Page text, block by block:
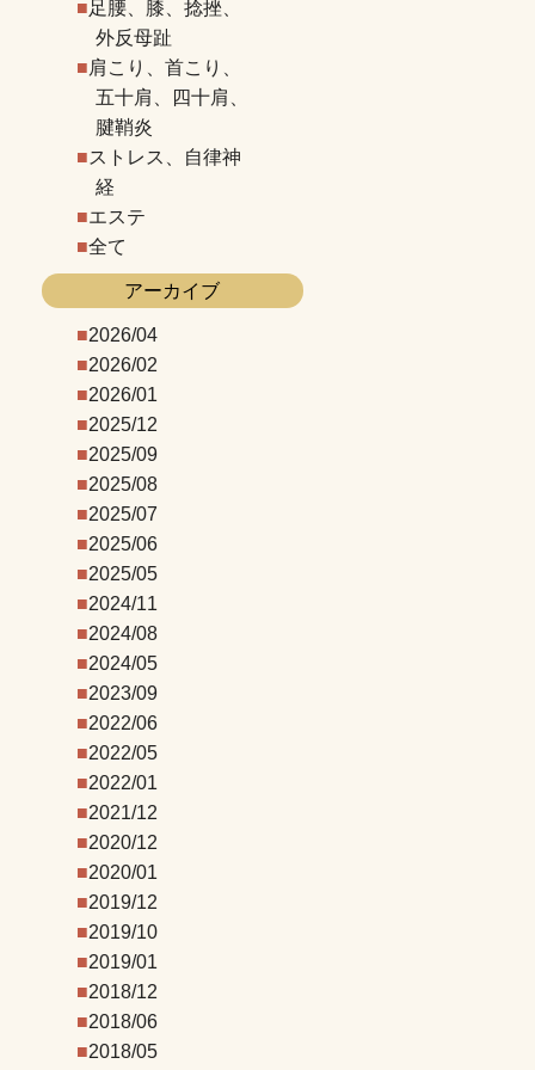
足腰、膝、捻挫、
外反母趾
肩こり、首こり、
五十肩、四十肩、
腱鞘炎
ストレス、自律神
経
エステ
全て
アーカイブ
2026/04
2026/02
2026/01
2025/12
2025/09
2025/08
2025/07
2025/06
2025/05
2024/11
2024/08
2024/05
2023/09
2022/06
2022/05
2022/01
2021/12
2020/12
2020/01
2019/12
2019/10
2019/01
2018/12
2018/06
2018/05